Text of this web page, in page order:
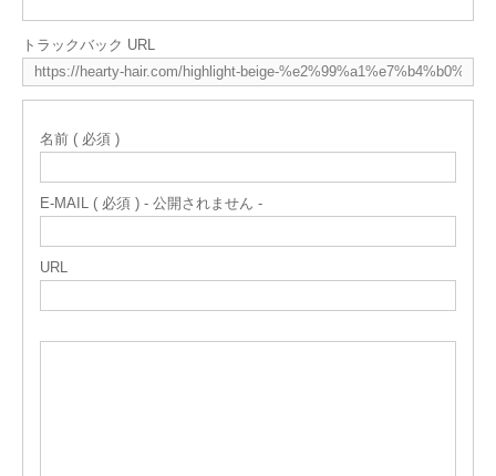
トラックバック URL
名前 ( 必須 )
E-MAIL ( 必須 ) - 公開されません -
URL